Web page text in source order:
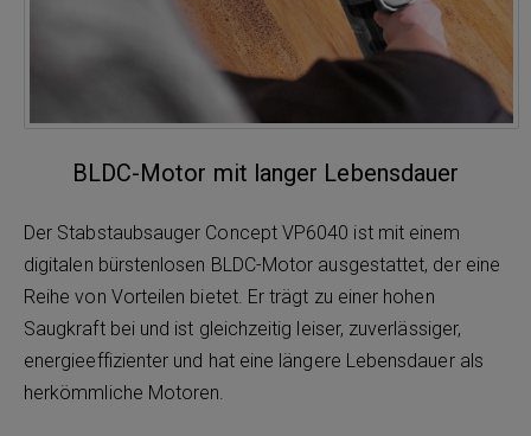
BLDC-Motor mit langer Lebensdauer
Der Stabstaubsauger Concept VP6040 ist mit einem
digitalen bürstenlosen BLDC-Motor ausgestattet, der eine
Reihe von Vorteilen bietet. Er trägt zu einer hohen
Saugkraft bei und ist gleichzeitig leiser, zuverlässiger,
energieeffizienter und hat eine längere Lebensdauer als
herkömmliche Motoren.